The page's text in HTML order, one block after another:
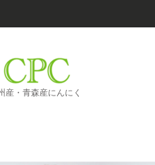
産・青森産にんにく